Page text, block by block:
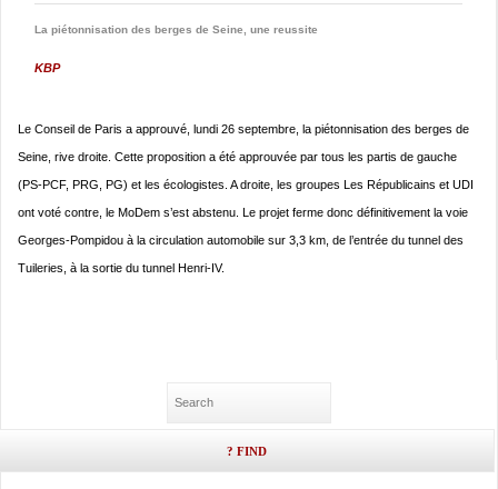
La piétonnisation des berges de Seine, une reussite
KBP
Le Conseil de Paris a approuvé, lundi 26 septembre, la piétonnisation des berges de
Seine, rive droite. Cette proposition a été approuvée par tous les partis de gauche
(PS-PCF, PRG, PG) et les écologistes. A droite, les groupes Les Républicains et UDI
ont voté contre, le MoDem s’est abstenu. Le projet ferme donc définitivement la voie
Georges-Pompidou à la circulation automobile sur 3,3 km, de l’entrée du tunnel des
Tuileries, à la sortie du tunnel Henri-IV.